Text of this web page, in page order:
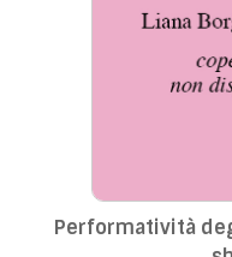
Performatività